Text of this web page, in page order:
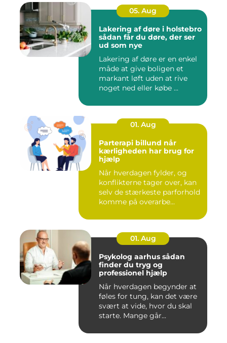
05. Aug
Lakering af døre i holstebro
sådan får du døre, der ser
ud som nye
Lakering af døre er en enkel
måde at give boligen et
markant løft uden at rive
noget ned eller købe ...
01. Aug
Parterapi billund når
kærligheden har brug for
hjælp
Når hverdagen fylder, og
konflikterne tager over, kan
selv de stærkeste parforhold
komme på overarbe...
01. Aug
Psykolog aarhus sådan
finder du tryg og
professionel hjælp
Når hverdagen begynder at
føles for tung, kan det være
svært at vide, hvor du skal
starte. Mange går...